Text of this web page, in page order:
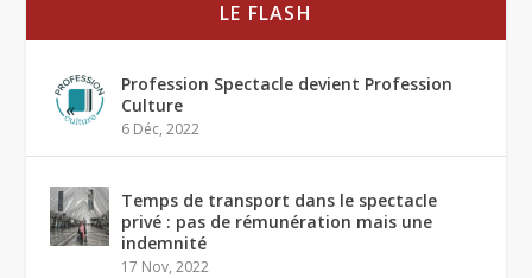
LE FLASH
Profession Spectacle devient Profession
Culture
6 Déc, 2022
Temps de transport dans le spectacle
privé : pas de rémunération mais une
indemnité
17 Nov, 2022